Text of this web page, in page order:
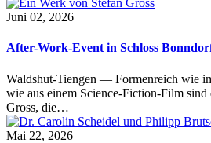
Juni 02, 2026
After-Work-Event in Schloss
Waldshut-Tiengen — Formenreich wie
wie aus einem Science-Fiction-Film
Gross, die…
Mai 22, 2026